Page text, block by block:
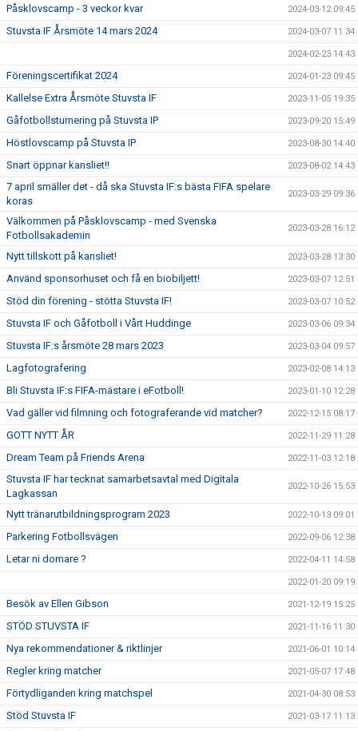
Påsklovscamp - 3 veckor kvar 2024-03-12 09:45
Stuvsta IF Årsmöte 14 mars 2024 2024-03-07 11:34
2024-02-23 14:43
Föreningscertifikat 2024 2024-01-23 09:45
Kallelse Extra Årsmöte Stuvsta IF 2023-11-05 19:35
Gåfotbollsturnering på Stuvsta IP 2023-09-20 15:49
Höstlovscamp på Stuvsta IP 2023-08-30 14:40
Snart öppnar kansliet!! 2023-08-02 14:43
7 april smäller det - då ska Stuvsta IF:s bästa FIFA spelare
koras
2023-03-29 09:36
Välkommen på Påsklovscamp - med Svenska
Fotbollsakademin
2023-03-28 16:12
Nytt tillskott på kansliet! 2023-03-28 13:30
Använd sponsorhuset och få en biobiljett! 2023-03-07 12:51
Stöd din förening - stötta Stuvsta IF! 2023-03-07 10:52
Stuvsta IF och Gåfotboll i Vårt Huddinge 2023-03-06 09:34
Stuvsta IF:s årsmöte 28 mars 2023 2023-03-04 09:57
Lagfotografering 2023-02-08 14:13
Bli Stuvsta IF:s FIFA-mästare i eFotboll! 2023-01-10 12:28
Vad gäller vid filmning och fotograferande vid matcher? 2022-12-15 08:17
GOTT NYTT ÅR 2022-11-29 11:28
Dream Team på Friends Arena 2022-11-03 12:18
Stuvsta IF har tecknat samarbetsavtal med Digitala
Lagkassan
2022-10-26 15:53
Nytt tränarutbildningsprogram 2023 2022-10-13 09:01
Parkering Fotbollsvägen 2022-09-06 12:38
Letar ni domare ? 2022-04-11 14:58
2022-01-20 09:19
Besök av Ellen Gibson 2021-12-19 15:25
STÖD STUVSTA IF 2021-11-16 11:30
Nya rekommendationer & riktlinjer 2021-06-01 10:14
Regler kring matcher 2021-05-07 17:48
Förtydliganden kring matchspel 2021-04-30 08:53
Stöd Stuvsta IF 2021-03-17 11:13